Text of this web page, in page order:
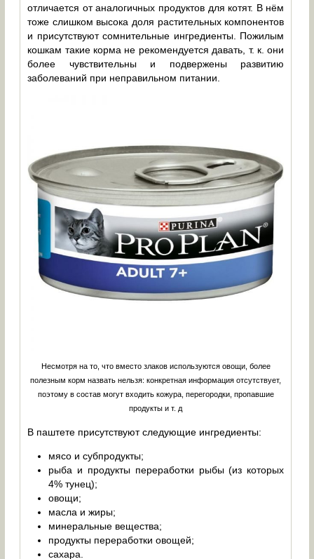
отличается от аналогичных продуктов для котят. В нём
тоже слишком высока доля растительных компонентов
и присутствуют сомнительные ингредиенты. Пожилым
кошкам такие корма не рекомендуется давать, т. к. они
более чувствительны и подвержены развитию
заболеваний при неправильном питании.
Несмотря на то, что вместо злаков используются овощи, более
полезным корм назвать нельзя: конкретная информация отсутствует,
поэтому в состав могут входить кожура, перегородки, пропавшие
продукты и т. д
В паштете присутствуют следующие ингредиенты:
мясо и субпродукты;
рыба и продукты переработки рыбы (из которых
4% тунец);
овощи;
масла и жиры;
минеральные вещества;
продукты переработки овощей;
сахара.